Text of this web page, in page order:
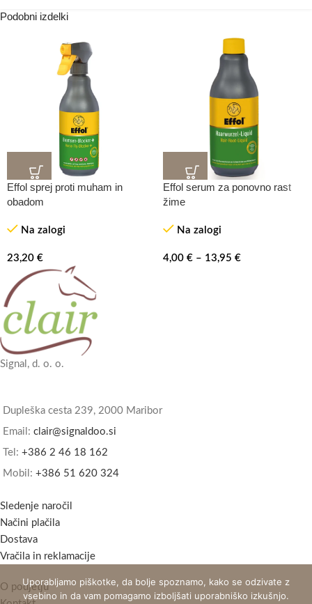
Podobni izdelki
Effol sprej proti muham in
obadom
Na zalogi
23,20 €
Effol serum za ponovno rast
žime
Na zalogi
4,00 € – 13,95 €
Signal, d. o. o.
Dupleška cesta 239, 2000 Maribor
Email: clair@signaldoo.si
Tel: +386 2 46 18 162
Mobil: +386 51 620 324
Sledenje naročil
Načini plačila
Dostava
Vračila in reklamacije
O podjetju
Uporabljamo piškotke, da bolje spoznamo, kako se odzivate z
vsebino in da vam pomagamo izboljšati uporabniško izkušnjo.